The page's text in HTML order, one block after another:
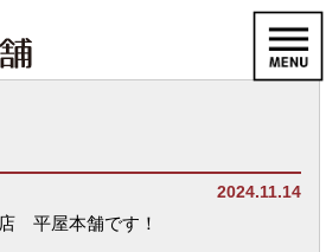
2024.11.14
平屋本舗です！